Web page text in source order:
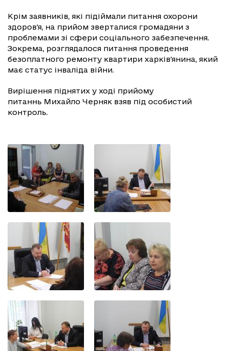
Крім заявників, які підіймали питання охорони
здоров'я, на прийом зверталися громадяни з
проблемами зі сфери соціального забезпечення.
Зокрема, розглядалося питання проведення
безоплатного ремонту квартири харків'янина, який
має статус інваліда війни.
Вирішення піднятих у ході прийому
питаннь Михайло Черняк взяв під особистий
контроль.